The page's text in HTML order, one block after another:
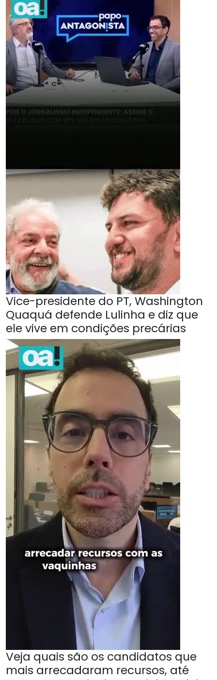
Vice-presidente do PT, Washington
Quaquá defende Lulinha e diz que
ele vive em condições precárias
Veja quais são os candidatos que
mais arrecadaram recursos, até